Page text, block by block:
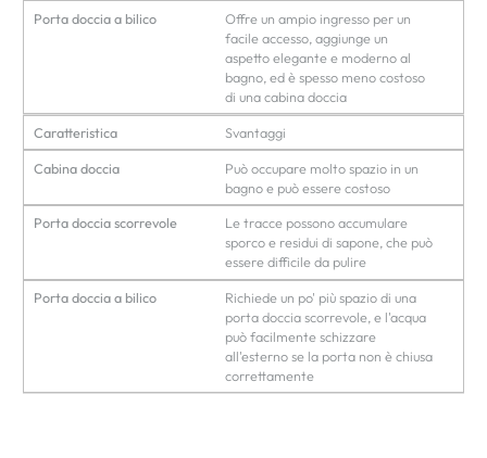
Porta doccia a bilico
Offre un ampio ingresso per un
facile accesso, aggiunge un
aspetto elegante e moderno al
bagno, ed è spesso meno costoso
di una cabina doccia
Caratteristica Svantaggi
Cabina doccia
Può occupare molto spazio in un
bagno e può essere costoso
Porta doccia scorrevole
Le tracce possono accumulare
sporco e residui di sapone, che può
essere difficile da pulire
Porta doccia a bilico
Richiede un po' più spazio di una
porta doccia scorrevole, e l'acqua
può facilmente schizzare
all'esterno se la porta non è chiusa
correttamente